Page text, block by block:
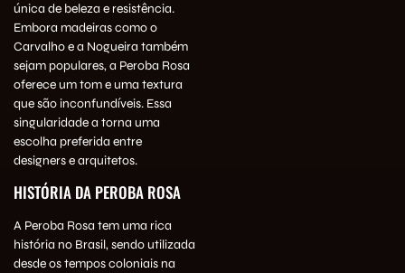
única de beleza e resistência.
Embora madeiras como o
Carvalho e a Nogueira também
sejam populares, a Peroba Rosa
oferece um tom e uma textura
que são inconfundíveis. Essa
singularidade a torna uma
escolha preferida entre
designers e arquitetos.
HISTÓRIA DA PEROBA ROSA
A Peroba Rosa tem uma rica
história no Brasil, sendo utilizada
desde os tempos coloniais na